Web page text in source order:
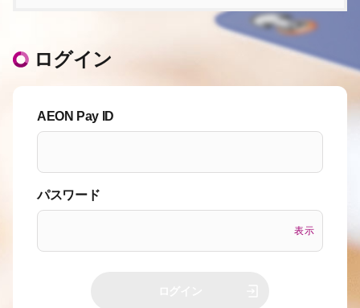
ログイン
AEON Pay ID
パスワード
表示